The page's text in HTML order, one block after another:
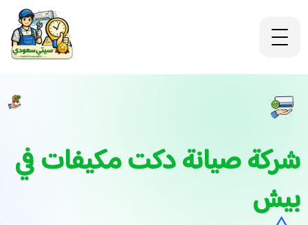
شركة صيانة دكت مكيفات في
بيش